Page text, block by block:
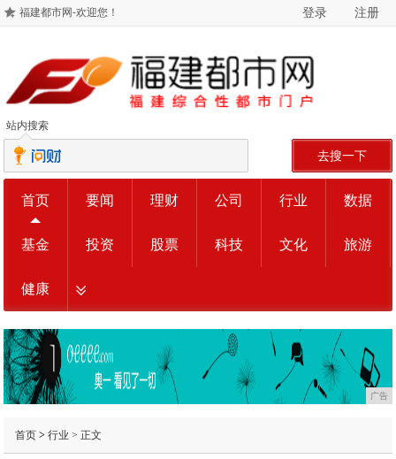
福建都市网-欢迎您！ 登录 注册
站内搜索
去搜一下
首页 要闻 理财 公司 行业 数据
基金 投资 股票 科技 文化 旅游
健康
广告
首页> 行业 > 正文